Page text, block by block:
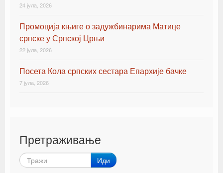
24 јула, 2026
Промоција књиге о задужбинарима Матице
српске у Српској Црњи
22 јула, 2026
Посета Кола српских сестара Епархије бачке
7 јула, 2026
Претраживање
Иди